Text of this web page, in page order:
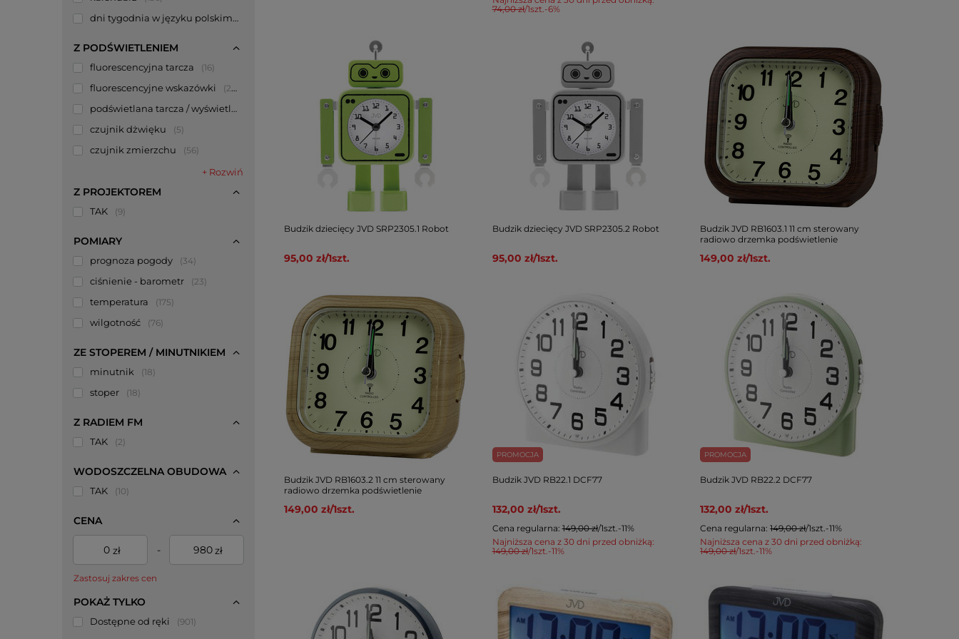
dni tygodnia w języku polskim
Z PODŚWIETLENIEM
fluorescencyjna tarcza 16
fluorescencyjne wskazówki 207
podświetlana tarcza / wyświetlacz
czujnik dżwięku 5
czujnik zmierzchu 56
+ Rozwiń
Z PROJEKTOREM
TAK 9
POMIARY
prognoza pogody 34
ciśnienie - barometr 23
temperatura 175
wilgotność 76
ZE STOPEREM / MINUTNIKIEM
minutnik 18
stoper 18
Z RADIEM FM
TAK 2
WODOSZCZELNA OBUDOWA
TAK 10
CENA
zł - zł
Zastosuj zakres cen
POKAŻ TYLKO
Dostępne od ręki 901
74,00 zł/1szt.-6%
Budzik dziecięcy JVD SRP2305.1 Robot
95,00 zł/1szt.
Budzik dziecięcy JVD SRP2305.2 Robot
95,00 zł/1szt.
Budzik JVD RB1603.1 11 cm sterowany
radiowo drzemka podświetlenie
149,00 zł/1szt.
Budzik JVD RB1603.2 11 cm sterowany
radiowo drzemka podświetlenie
149,00 zł/1szt.
PROMOCJA
Budzik JVD RB22.1 DCF77
132,00 zł/1szt.
Najniższa cena z 30 dni przed obniżką:
149,00 zł/1szt.-11%
Cena regularna:149,00 zł/1szt.-11%
PROMOCJA
Budzik JVD RB22.2 DCF77
132,00 zł/1szt.
Najniższa cena z 30 dni przed obniżką:
149,00 zł/1szt.-11%
Cena regularna:149,00 zł/1szt.-11%